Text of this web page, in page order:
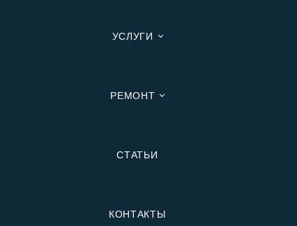
УСЛУГИ
РЕМОНТ
СТАТЬИ
КОНТАКТЫ